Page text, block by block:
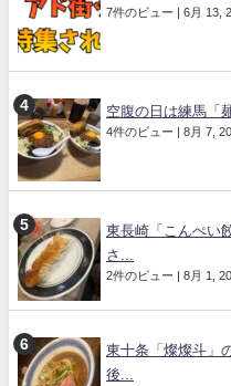
7件のビュー | 6月 13,
空腹の日は練馬「
4件のビュー | 8月 7,
東長崎「こんぺい
さ...
2件のビュー | 8月 1,
東十条「燦燦斗」
後...